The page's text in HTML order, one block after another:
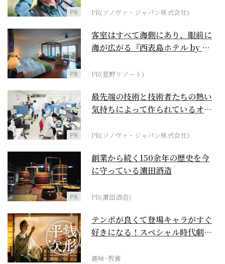
PR PR(ソノヴァ・ジャパン株式会社)
PR
客室はすべて海側にあり、眼前に
海が広がる『西表島ホテル by 星
PR(星野リゾート)
PR
最先端の技術と技術者たちの熱い
気持ちによって作られているオー
PR(ソノヴァ・ジャパン株式会社)
PR
創業から続く150余年の歴史を今
に守っている濵田酒造
PR(濵田酒造)
テンポが良くて登場キャラがすぐ
好きになる！スペシャル時代劇
趣味･教養